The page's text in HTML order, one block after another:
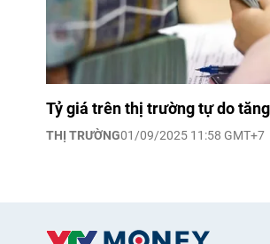
Tỷ giá trên thị trường tự do
THỊ TRƯỜNG01/09/2025 11:58 GMT+7